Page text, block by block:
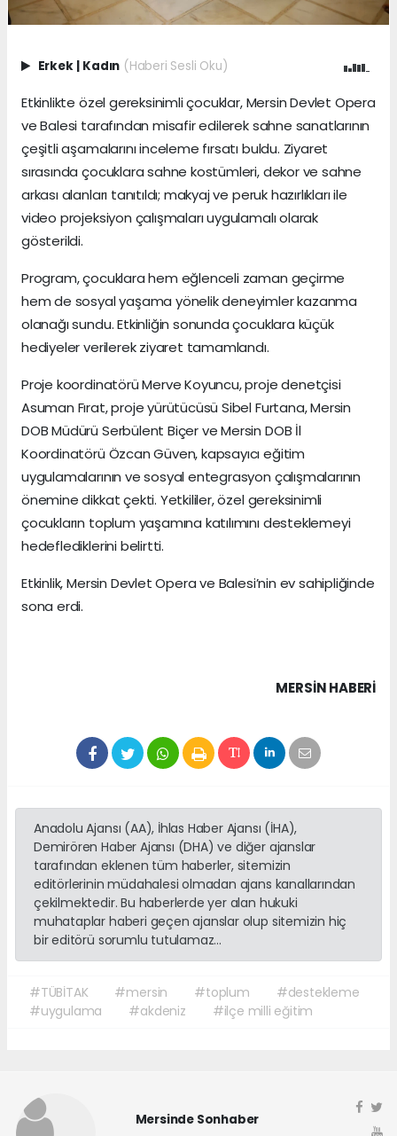
Erkek Kadın (Haberi Sesli Oku)
Etkinlikte özel gereksinimli çocuklar, Mersin Devlet Opera
ve Balesi tarafından misafir edilerek sahne sanatlarının
çeşitli aşamalarını inceleme fırsatı buldu. Ziyaret
sırasında çocuklara sahne kostümleri, dekor ve sahne
arkası alanları tanıtıldı; makyaj ve peruk hazırlıkları ile
video projeksiyon çalışmaları uygulamalı olarak
gösterildi.
Program, çocuklara hem eğlenceli zaman geçirme
hem de sosyal yaşama yönelik deneyimler kazanma
olanağı sundu. Etkinliğin sonunda çocuklara küçük
hediyeler verilerek ziyaret tamamlandı.
Proje koordinatörü Merve Koyuncu, proje denetçisi
Asuman Fırat, proje yürütücüsü Sibel Furtana, Mersin
DOB Müdürü Serbülent Biçer ve Mersin DOB İl
Koordinatörü Özcan Güven, kapsayıcı eğitim
uygulamalarının ve sosyal entegrasyon çalışmalarının
önemine dikkat çekti. Yetkililer, özel gereksinimli
çocukların toplum yaşamına katılımını desteklemeyi
hedeflediklerini belirtti.
Etkinlik, Mersin Devlet Opera ve Balesi’nin ev sahipliğinde
sona erdi.
MERSIN HABERİ
Anadolu Ajansı (AA), İhlas Haber Ajansı (İHA),
Demirören Haber Ajansı (DHA) ve diğer ajanslar
tarafından eklenen tüm haberler, sitemizin
editörlerinin müdahalesi olmadan ajans kanallarından
çekilmektedir. Bu haberlerde yer alan hukuki
muhataplar haberi geçen ajanslar olup sitemizin hiç
bir editörü sorumlu tutulamaz...
#TÜBİTAK #mersin #toplum
#destekleme
#uygulama
#akdeniz #ilçe milli eğitim
Mersinde Sonhaber